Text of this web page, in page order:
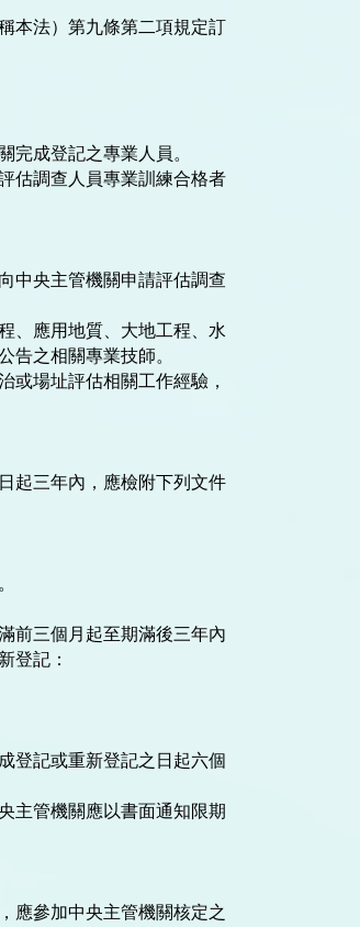
本法）第九條第二項規定訂
完成登記之專業人員。
估調查人員專業訓練合格者
中央主管機關申請評估調查
、應用地質、大地工程、水
或場址評估相關工作經驗，
起三年內，應檢附下列文件
前三個月起至期滿後三年內
登記：
登記或重新登記之日起六個
主管機關應以書面通知限期
應參加中央主管機關核定之